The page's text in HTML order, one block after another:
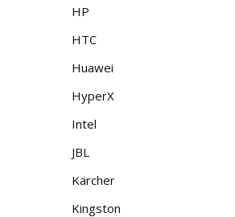
HP
HTC
Huawei
HyperX
Intel
JBL
Kärcher
Kingston